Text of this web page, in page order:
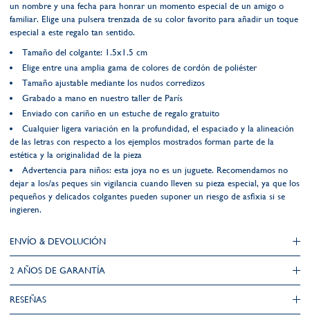
un nombre y una fecha para honrar un momento especial de un amigo o
familiar. Elige una pulsera trenzada de su color favorito para añadir un toque
especial a este regalo tan sentido.
Tamaño del colgante: 1.5x1.5 cm
Elige entre una amplia gama de colores de cordón de poliéster
Tamaño ajustable mediante los nudos corredizos
Grabado a mano en nuestro taller de París
Enviado con cariño en un estuche de regalo gratuito
Cualquier ligera variación en la profundidad, el espaciado y la alineación
de las letras con respecto a los ejemplos mostrados forman parte de la
estética y la originalidad de la pieza
Advertencia para niños: esta joya no es un juguete. Recomendamos no
dejar a los/as peques sin vigilancia cuando lleven su pieza especial, ya que los
pequeños y delicados colgantes pueden suponer un riesgo de asfixia si se
ingieren.
ENVÍO & DEVOLUCIÓN
2 AÑOS DE GARANTÍA​
RESEÑAS